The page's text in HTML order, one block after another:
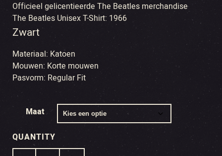
Officieel gelicentieerde The Beatles merchandise
The Beatles Unisex T-Shirt: 1966
Zwart
Materiaal: Katoen
Mouwen: Korte mouwen
Pasvorm: Regular Fit
Maat
QUANTITY